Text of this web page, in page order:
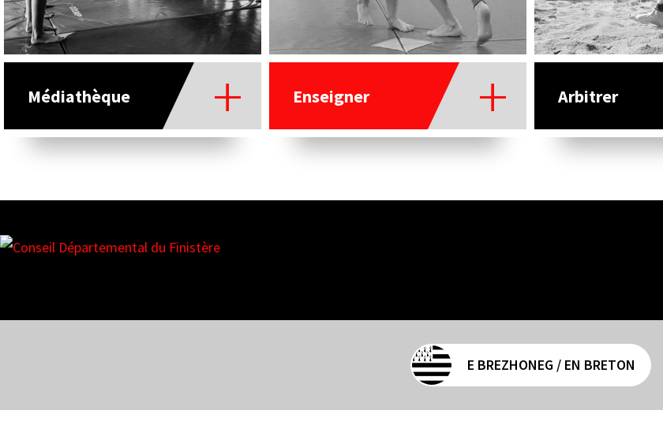
Médiathèque Enseigner Arbitrer
E BREZHONEG / EN BRETON